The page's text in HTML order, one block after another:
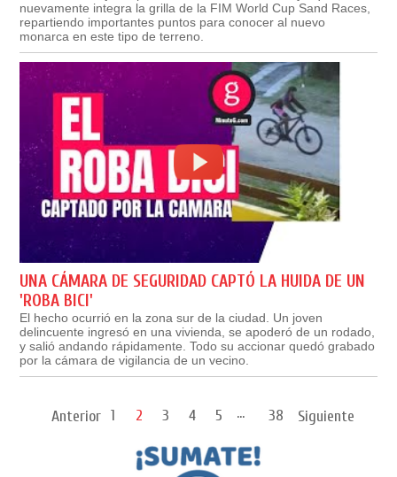
nuevamente integra la grilla de la FIM World Cup Sand Races,
repartiendo importantes puntos para conocer al nuevo
monarca en este tipo de terreno.
UNA CÁMARA DE SEGURIDAD CAPTÓ LA HUIDA DE UN
'ROBA BICI'
El hecho ocurrió en la zona sur de la ciudad. Un joven
delincuente ingresó en una vivienda, se apoderó de un rodado,
y salió andando rápidamente. Todo su accionar quedó grabado
por la cámara de vigilancia de un vecino.
Anterior 1 2 3 4 5 ... 38 Siguiente